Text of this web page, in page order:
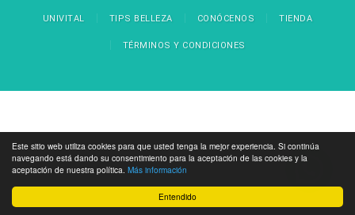
Entendido
Este sitio web utiliza cookies para que usted tenga la mejor experiencia. Si continúa
navegando está dando su consentimiento para la aceptación de las cookies y la
aceptación de nuestra política. Más información
UNIVITAL TIPS BELLEZA CONÓCENOS TIENDA
TÉRMINOS Y CONDICIONES